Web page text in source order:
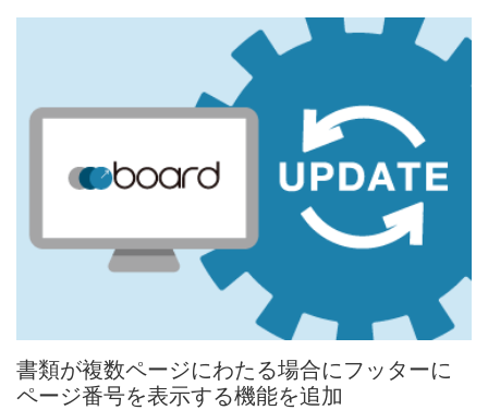
書類が複数ページにわたる場合にフッターに
ページ番号を表示する機能を追加